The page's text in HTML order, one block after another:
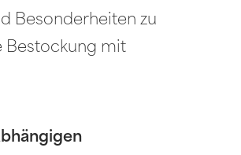
Besonderheiten zu
Bestockung mit